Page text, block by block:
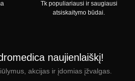
Tk populiariausi ir saugiausi
atsiskaitymo būdai.
naujienlaiškį!
akcijas ir įdomias įžvalgas.